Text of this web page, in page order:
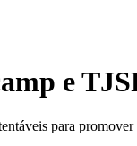
e
para